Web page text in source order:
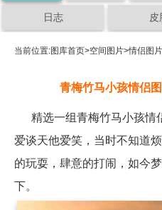
日志 皮
当前位置:图库首页>空间图片>情侣图片
青梅竹马小孩情侣
精选一组青梅竹马小孩情
爱谈天他爱笑，当时不知道
的玩耍，肆意的打闹，如今
下。